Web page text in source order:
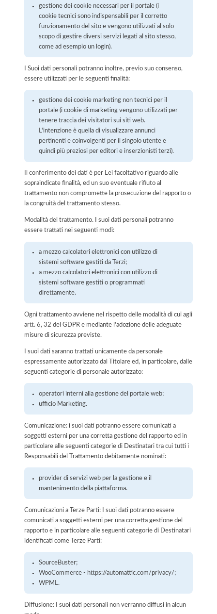
gestione dei cookie necessari per il portale (i
cookie tecnici sono indispensabili per il corretto
funzionamento del sito e vengono utilizzati al solo
scopo di gestire diversi servizi legati al sito stesso,
come ad esempio un login).
I Suoi dati personali potranno inoltre, previo suo consenso,
essere utilizzati per le seguenti finalità:
gestione dei cookie marketing non tecnici per il
portale (i cookie di marketing vengono utilizzati per
tenere traccia dei visitatori sui siti web.
L'intenzione è quella di visualizzare annunci
pertinenti e coinvolgenti per il singolo utente e
quindi più preziosi per editori e inserzionisti terzi).
Il conferimento dei dati è per Lei facoltativo riguardo alle
sopraindicate finalità, ed un suo eventuale rifiuto al
trattamento non compromette la prosecuzione del rapporto o
la congruità del trattamento stesso.
Modalità del trattamento. I suoi dati personali potranno
essere trattati nei seguenti modi:
a mezzo calcolatori elettronici con utilizzo di
sistemi software gestiti da Terzi;
a mezzo calcolatori elettronici con utilizzo di
sistemi software gestiti o programmati
direttamente.
Ogni trattamento avviene nel rispetto delle modalità di cui agli
artt. 6, 32 del GDPR e mediante l'adozione delle adeguate
misure di sicurezza previste.
I suoi dati saranno trattati unicamente da personale
espressamente autorizzato dal Titolare ed, in particolare, dalle
seguenti categorie di personale autorizzato:
operatori interni alla gestione del portale web;
ufficio Marketing.
Comunicazione: i suoi dati potranno essere comunicati a
soggetti esterni per una corretta gestione del rapporto ed in
particolare alle seguenti categorie di Destinatari tra cui tutti i
Responsabili del Trattamento debitamente nominati:
provider di servizi web per la gestione e il
mantenimento della piattaforma.
Comunicazioni a Terze Parti: I suoi dati potranno essere
comunicati a soggetti esterni per una corretta gestione del
rapporto e in particolare alle seguenti categorie di Destinatari
identificati come Terze Parti:
SourceBuster;
WooCommerce - https://automattic.com/privacy/;
WPML.
Diffusione: I suoi dati personali non verranno diffusi in alcun